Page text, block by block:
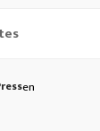
en